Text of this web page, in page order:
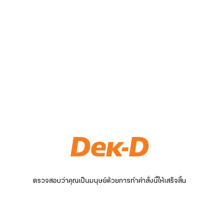
ตรวจสอบว่าคุณเป็นมนุษย์ด้วยการทำคำสั่งนี้ให้เสร็จสิ้น